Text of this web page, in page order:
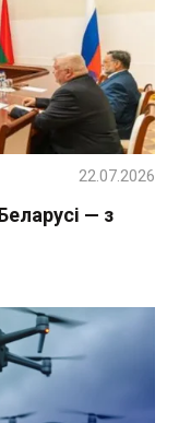
— з
22.07.2026